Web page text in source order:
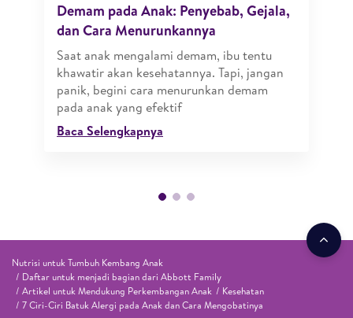
Demam pada Anak: Penyebab, Gejala,
dan Cara Menurunkannya
Saat anak mengalami demam, ibu tentu
khawatir akan kesehatannya. Tapi, jangan
panik, begini cara menurunkan demam
pada anak yang efektif
Baca Selengkapnya
Nutrisi untuk Tumbuh Kembang Anak
Daftar untuk menjadi bagian dari Abbott Family
Artikel untuk Mendukung Perkembangan Anak
Kesehatan
7 Ciri-Ciri Batuk Alergi pada Anak dan Cara Mengobatinya